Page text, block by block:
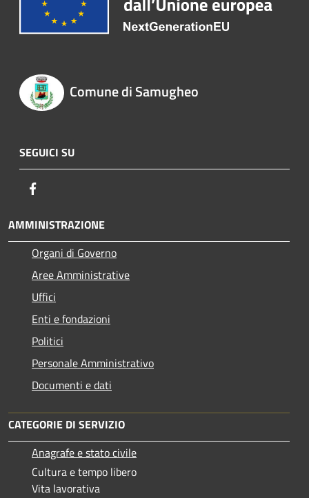
Comune di Samugheo
SEGUICI SU
AMMINISTRAZIONE
Organi di Governo
Aree Amministrative
Uffici
Enti e fondazioni
Politici
Personale Amministrativo
Documenti e dati
CATEGORIE DI SERVIZIO
Anagrafe e stato civile
Cultura e tempo libero
Vita lavorativa